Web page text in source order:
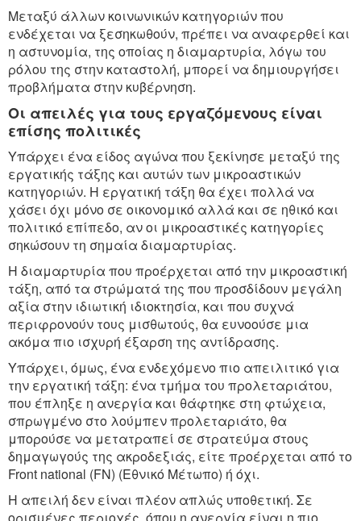
Μεταξύ άλλων κοινωνικών κατηγοριών που
ενδέχεται να ξεσηκωθούν, πρέπει να αναφερθεί και
η αστυνομία, της οποίας η διαμαρτυρία, λόγω του
ρόλου της στην καταστολή, μπορεί να δημιουργήσει
προβλήματα στην κυβέρνηση.
Οι απειλές για τους εργαζόμενους είναι
επίσης πολιτικές
Υπάρχει ένα είδος αγώνα που ξεκίνησε μεταξύ της
εργατικής τάξης και αυτών των μικροαστικών
κατηγοριών. Η εργατική τάξη θα έχει πολλά να
χάσει όχι μόνο σε οικονομικό αλλά και σε ηθικό και
πολιτικό επίπεδο, αν οι μικροαστικές κατηγορίες
σηκώσουν τη σημαία διαμαρτυρίας.
Η διαμαρτυρία που προέρχεται από την μικροαστική
τάξη, από τα στρώματά της που προσδίδουν μεγάλη
αξία στην ιδιωτική ιδιοκτησία, και που συχνά
περιφρονούν τους μισθωτούς, θα ευνοούσε μια
ακόμα πιο ισχυρή έξαρση της αντίδρασης.
Υπάρχει, όμως, ένα ενδεχόμενο πιο απειλιτικό για
την εργατική τάξη: ένα τμήμα του προλεταριάτου,
που έπληξε η ανεργία και θάφτηκε στη φτώχεια,
σπρωγμένο στο λούμπεν προλεταριάτο, θα
μπορούσε να μετατραπεί σε στρατεύμα στους
δημαγωγούς της ακροδεξιάς, είτε προέρχεται από το
Front national (FN) (Εθνικό Μέτωπο) ή όχι.
Η απειλή δεν είναι πλέον απλώς υποθετική. Σε